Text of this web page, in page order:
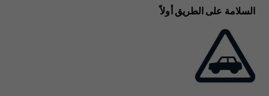
السلامة على الطريق أولاً